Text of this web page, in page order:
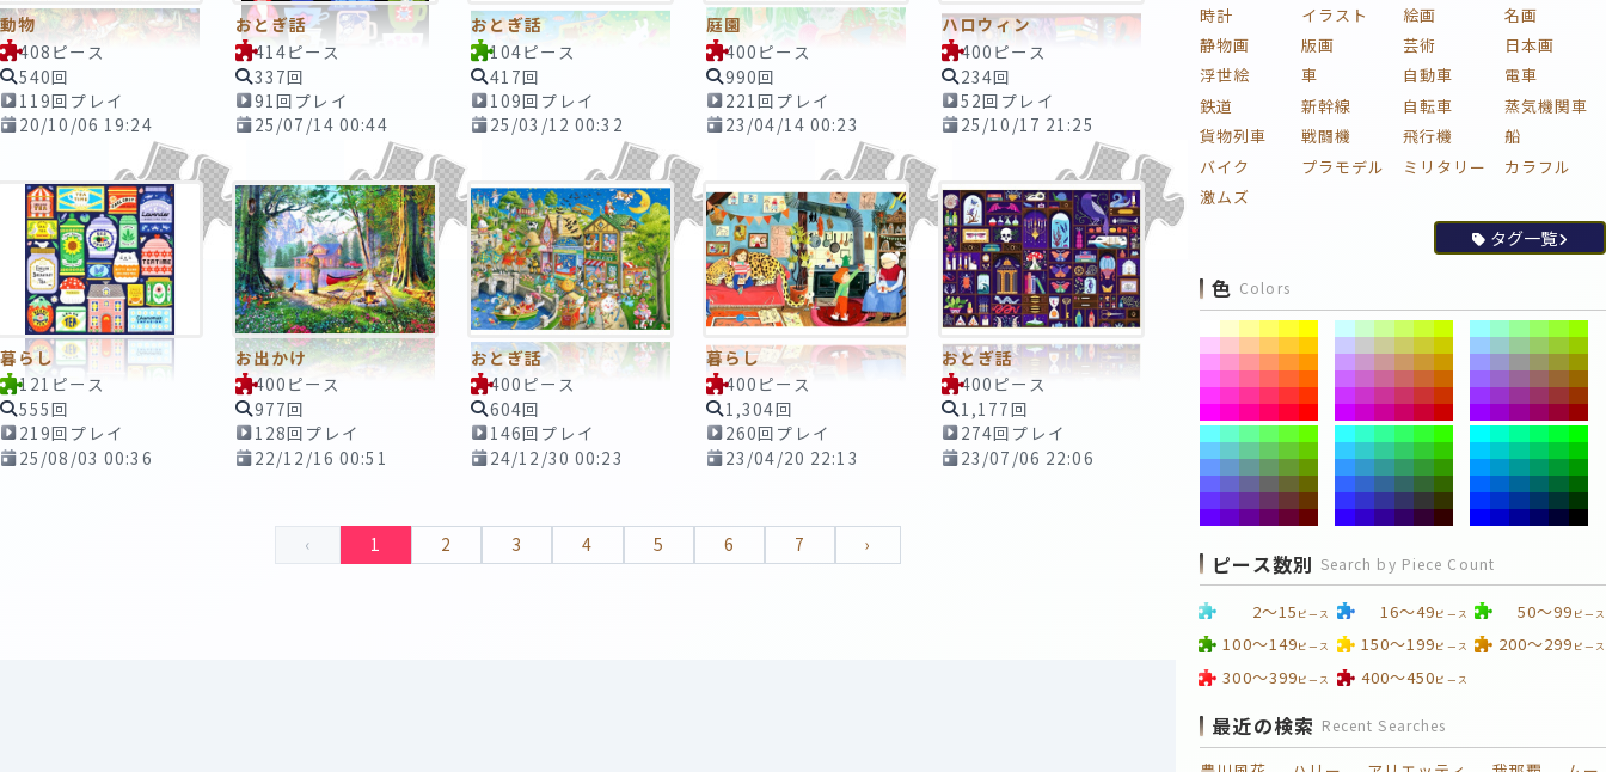
動物
408ピース
540回
119回プレイ
20/10/06 19:24
おとぎ話
414ピース
337回
91回プレイ
25/07/14 00:44
おとぎ話
104ピース
417回
109回プレイ
25/03/12 00:32
庭園
400ピース
990回
221回プレイ
23/04/14 00:23
ハロウィン
400ピース
234回
52回プレイ
25/10/17 21:25
暮らし
121ピース
555回
219回プレイ
25/08/03 00:36
お出かけ
400ピース
977回
128回プレイ
22/12/16 00:51
おとぎ話
400ピース
604回
146回プレイ
24/12/30 00:23
暮らし
400ピース
1,304回
260回プレイ
23/04/20 22:13
おとぎ話
400ピース
1,177回
274回プレイ
23/07/06 22:06
‹ 1 2 3 4 5 6 7 ›
時計
イラスト 絵画
名画
静物画
版画 芸術
日本画
浮世絵
車 自動車
電車
鉄道
新幹線 自転車
蒸気機関車
貨物列車
戦闘機 飛行機
船
バイク
プラモデル ミリタリー
カラフル
激ムズ
タグ一覧
色 Colors
ピース数別 Search by Piece Count
2～15 ピース 16～49ピース 50～99 ピース
100～149ピース 150～199ピース 200～299 ピース
300～399ピース 400～450ピース
最近の検索 Recent Searches